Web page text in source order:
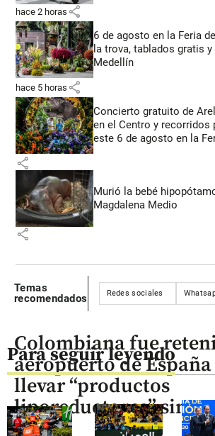
hace 2 horas share
6 de agosto en la Feria
la trova, tablados gratis
Medellín
hace 5 horas share
Concierto gratuito de
en el Centro y recorridos
este 6 de agosto en la
share
Murió la bebé
Magdalena Medio
share
Temas
recomendados
Redes sociales
Para seguir leyendo
Colombiana fue
aeropuerto de
llevar “productos
liporeductores” sin